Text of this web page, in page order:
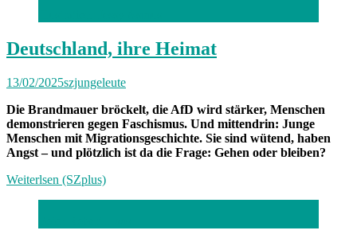
Deutschland, ihre Heimat
13/02/2025szjungeleute
Die Brandmauer bröckelt, die AfD wird stärker, Menschen
demonstrieren gegen Faschismus. Und mittendrin: Junge
Menschen mit Migrationsgeschichte. Sie sind wütend, haben
Angst – und plötzlich ist da die Frage: Gehen oder bleiben?
Weiterlsen (SZplus)